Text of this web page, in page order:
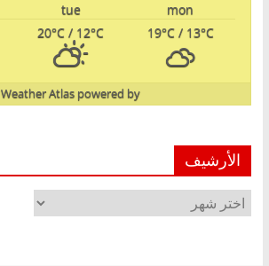
mon
tue
19°C/ 13°C
20°C / 12°C
powered by
Weather Atlas
الأرشيف
الأرشيف